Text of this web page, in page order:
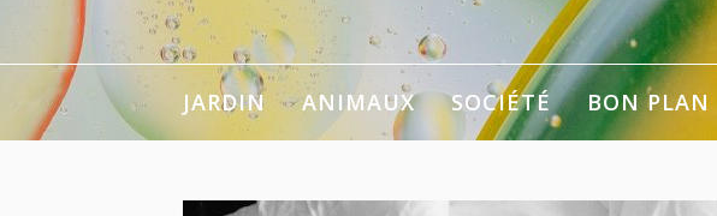
Pour se changer les idées
JARDIN ANIMAUX SOCIÉTÉ BON PLAN